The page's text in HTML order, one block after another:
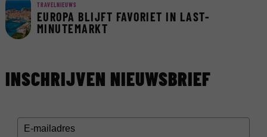
TRAVELNIEUWS
EUROPA BLIJFT FAVORIET IN LAST-
MINUTEMARKT
INSCHRIJVEN NIEUWSBRIEF